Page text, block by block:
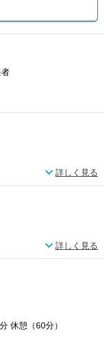
詳しく見る
詳しく見る
休憩（60分）